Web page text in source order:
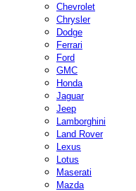
Chevrolet
Chrysler
Dodge
Ferrari
Ford
GMC
Honda
Jaguar
Jeep
Lamborghini
Land Rover
Lexus
Lotus
Maserati
Mazda